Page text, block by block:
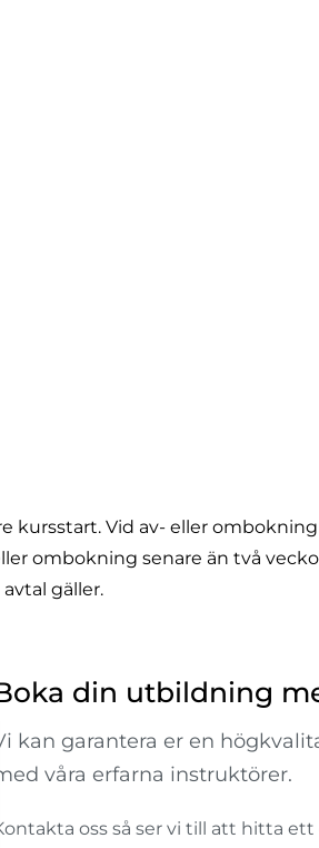
kursstart. Vid av- eller
ombokning senare än två
gäller.
din utbildning
kan garantera er en
våra erfarna instruktörer.
oss så ser vi till att hitta